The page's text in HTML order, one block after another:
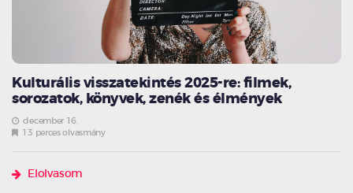
Kulturális visszatekintés 2025-re: filmek,
sorozatok, könyvek, zenék és élmények
december 16.
13 perces olvasmány
Elolvasom